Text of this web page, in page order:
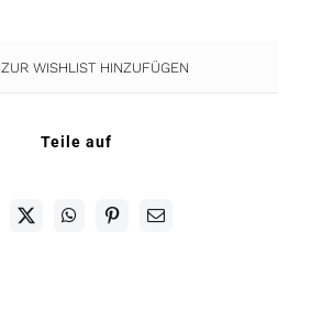
ZUR WISHLIST HINZUFÜGEN
Teile auf